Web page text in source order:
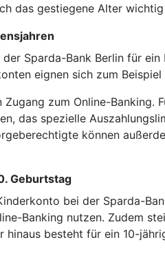
das gestiegene Alter
Sparda-Bank Berlin für
eignen sich zum
zum Online-
das spezielle
können
Geburtstag
bei der Sparda-
Banking nutzen. Zudem
besteht für ein 10-